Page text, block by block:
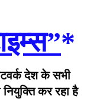
*
देश के सभी
नियुक्ति कर रहा है